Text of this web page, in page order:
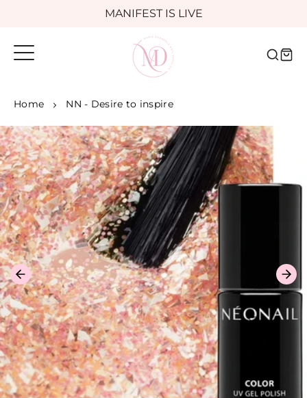
content
MANIFEST IS LIVE
Voor 16:00 besteld, morgen in huis
Home NN - Desire to inspire